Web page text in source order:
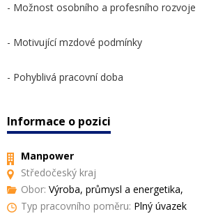
- Možnost osobního a profesního rozvoje
- Motivující mzdové podmínky
- Pohyblivá pracovní doba
Informace o pozici
Manpower
Středočeský kraj
Obor: Výroba, průmysl a energetika,
Typ pracovního poměru: Plný úvazek